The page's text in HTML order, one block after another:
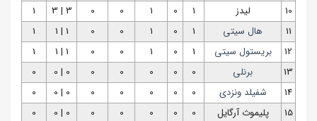
10
لیدز 1
0
1
0
0
3 | 3
1
11
هال سیتی 1
0
1
0
0
1 | 1
1
12
بریستول سیتی 1
0
1
0
0
1 | 1
1
13
برنلی 0
0
0
0
0
0 | 0
0
14
شفیلد ونزدی 0
0
0
0
0
0 | 0
0
15
پلیموث آرگایل 0
0
0
0
0
0 | 0
0